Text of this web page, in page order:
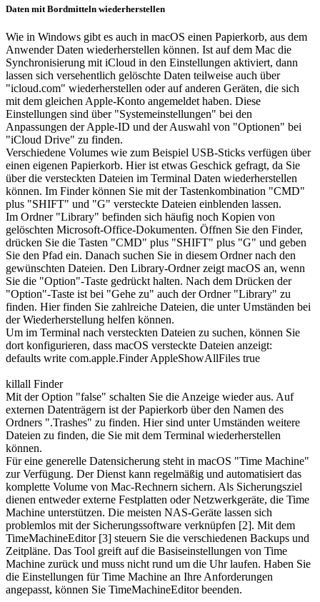
Daten mit Bordmitteln wiederherstellen
Wie in Windows gibt es auch in macOS einen Papierkorb, aus dem
Anwender Daten wiederherstellen können. Ist auf dem Mac die
Synchronisierung mit iCloud in den Einstellungen aktiviert, dann
lassen sich versehentlich gelöschte Daten teilweise auch über
"icloud.com" wiederherstellen oder auf anderen Geräten, die sich
mit dem gleichen Apple-Konto angemeldet haben. Diese
Einstellungen sind über "Systemeinstellungen" bei den
Anpassungen der Apple-ID und der Auswahl von "Optionen" bei
"iCloud Drive" zu finden.
Verschiedene Volumes wie zum Beispiel USB-Sticks verfügen über
einen eigenen Papierkorb. Hier ist etwas Geschick gefragt, da Sie
über die versteckten Dateien im Terminal Daten wiederherstellen
können. Im Finder können Sie mit der Tastenkombination "CMD"
plus "SHIFT" und "G" versteckte Dateien einblenden lassen.
Im Ordner "Library" befinden sich häufig noch Kopien von
gelöschten Microsoft-Office-Dokumenten. Öffnen Sie den Finder,
drücken Sie die Tasten "CMD" plus "SHIFT" plus "G" und geben
Sie den Pfad ein. Danach suchen Sie in diesem Ordner nach den
gewünschten Dateien. Den Library-Ordner zeigt macOS an, wenn
Sie die "Option"-Taste gedrückt halten. Nach dem Drücken der
"Option"-Taste ist bei "Gehe zu" auch der Ordner "Library" zu
finden. Hier finden Sie zahlreiche Dateien, die unter Umständen bei
der Wiederherstellung helfen können.
Um im Terminal nach versteckten Dateien zu suchen, können Sie
dort konfigurieren, dass macOS versteckte Dateien anzeigt:
defaults write com.apple.Finder AppleShowAllFiles true
killall Finder
Mit der Option "false" schalten Sie die Anzeige wieder aus. Auf
externen Datenträgern ist der Papierkorb über den Namen des
Ordners ".Trashes" zu finden. Hier sind unter Umständen weitere
Dateien zu finden, die Sie mit dem Terminal wiederherstellen
können.
Für eine generelle Datensicherung steht in macOS "Time Machine"
zur Verfügung. Der Dienst kann regelmäßig und automatisiert das
komplette Volume von Mac-Rechnern sichern. Als Sicherungsziel
dienen entweder externe Festplatten oder Netzwerkgeräte, die Time
Machine unterstützen. Die meisten NAS-Geräte lassen sich
problemlos mit der Sicherungssoftware verknüpfen [2]. Mit dem
TimeMachineEditor [3] steuern Sie die verschiedenen Backups und
Zeitpläne. Das Tool greift auf die Basiseinstellungen von Time
Machine zurück und muss nicht rund um die Uhr laufen. Haben Sie
die Einstellungen für Time Machine an Ihre Anforderungen
angepasst, können Sie TimeMachineEditor beenden.